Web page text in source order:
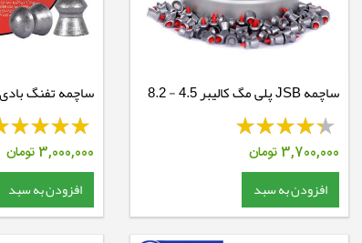
ساچمه JSB پلی مگ کالیبر 4.5 - 8.2
گرین
3,700,000تومان
افزودن به سبد
Diabolo Exact
3,000,000تومان
افزودن به سبد